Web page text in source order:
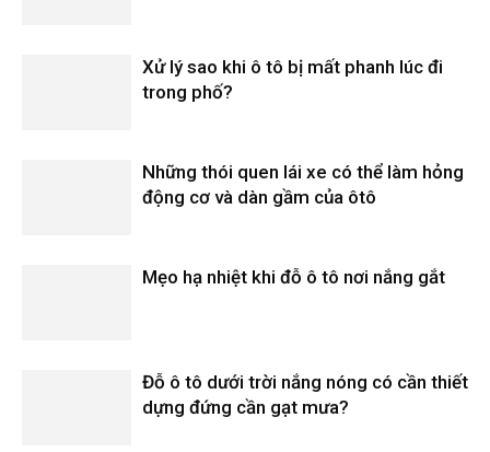
Xử lý sao khi ô tô bị mất phanh lúc đi
trong phố?
Những thói quen lái xe có thể làm hỏng
động cơ và dàn gầm của ôtô
Mẹo hạ nhiệt khi đỗ ô tô nơi nắng gắt
Đỗ ô tô dưới trời nắng nóng có cần thiết
dựng đứng cần gạt mưa?